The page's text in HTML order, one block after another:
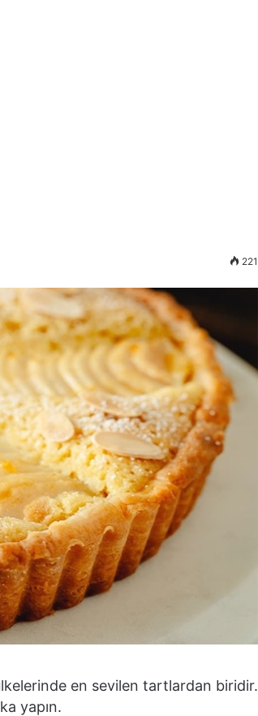
221
en sevilen tartlardan biridir.
yapın.